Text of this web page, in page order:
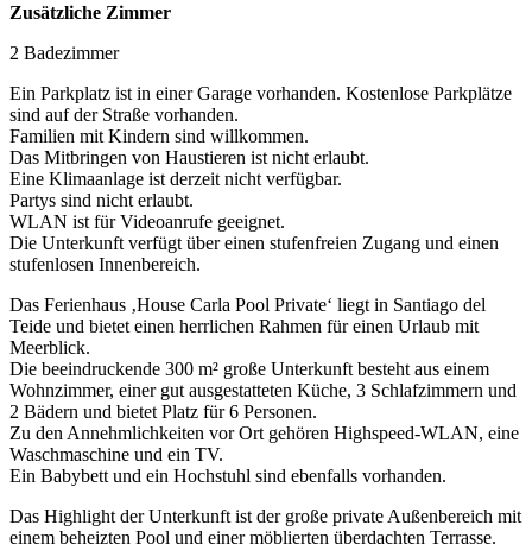
Zusätzliche Zimmer
2 Badezimmer
Ein Parkplatz ist in einer Garage vorhanden. Kostenlose Parkplätze
sind auf der Straße vorhanden.
Familien mit Kindern sind willkommen.
Das Mitbringen von Haustieren ist nicht erlaubt.
Eine Klimaanlage ist derzeit nicht verfügbar.
Partys sind nicht erlaubt.
WLAN ist für Videoanrufe geeignet.
Die Unterkunft verfügt über einen stufenfreien Zugang und einen
stufenlosen Innenbereich.
Das Ferienhaus ‚House Carla Pool Private‘ liegt in Santiago del
Teide und bietet einen herrlichen Rahmen für einen Urlaub mit
Meerblick.
Die beeindruckende 300 m² große Unterkunft besteht aus einem
Wohnzimmer, einer gut ausgestatteten Küche, 3 Schlafzimmern und
2 Bädern und bietet Platz für 6 Personen.
Zu den Annehmlichkeiten vor Ort gehören Highspeed-WLAN, eine
Waschmaschine und ein TV.
Ein Babybett und ein Hochstuhl sind ebenfalls vorhanden.
Das Highlight der Unterkunft ist der große private Außenbereich mit
einem beheizten Pool und einer möblierten überdachten Terrasse.